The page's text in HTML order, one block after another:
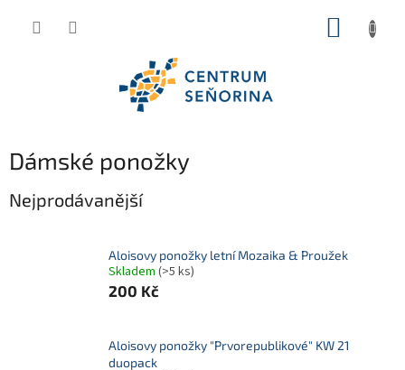
Dámské ponožky
Nejprodávanější
Aloisovy ponožky letní Mozaika & Proužek
Skladem (>5 ks)
200 Kč
Aloisovy ponožky "Prvorepublikové" KW 21
duopack